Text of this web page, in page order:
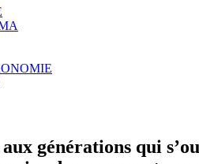
générations qui